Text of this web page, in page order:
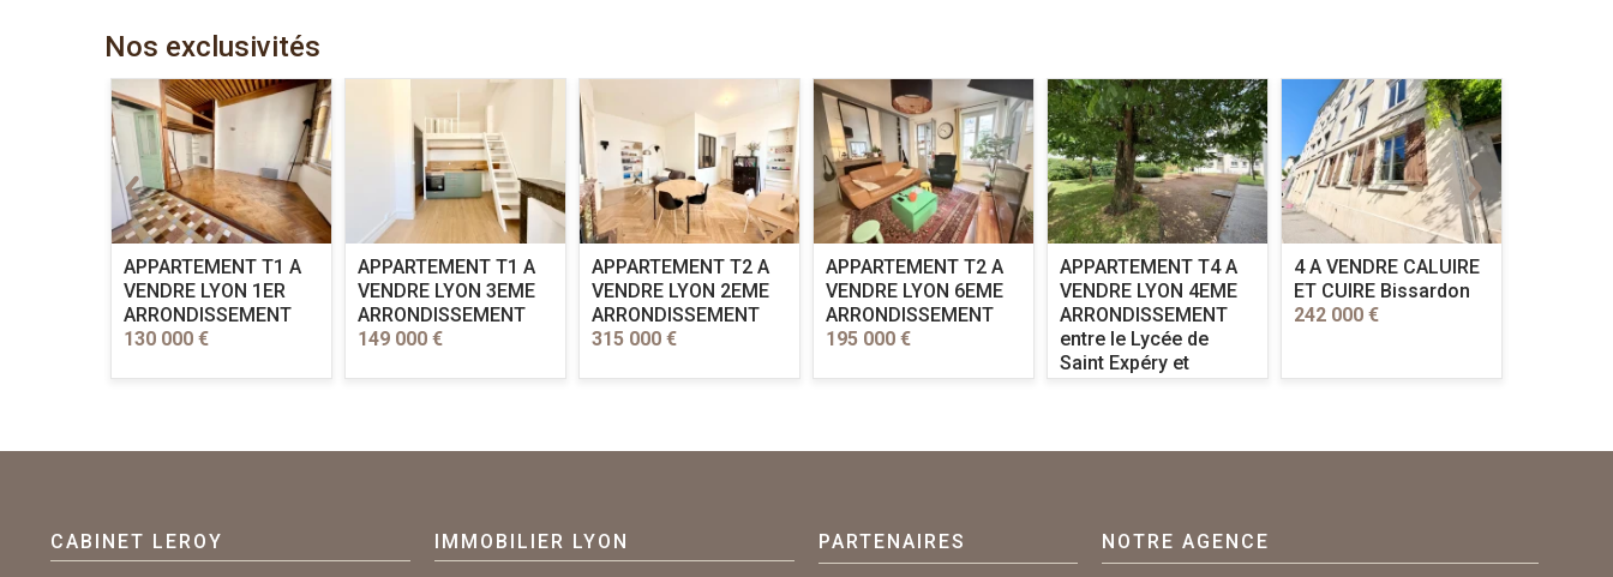
Nos exclusivités
APPARTEMENT T1 A
VENDRE LYON 1ER
ARRONDISSEMENT
130 000 €
APPARTEMENT T1 A
VENDRE LYON 3EME
ARRONDISSEMENT
149 000 €
APPARTEMENT T2 A
VENDRE LYON 2EME
ARRONDISSEMENT
315 000 €
APPARTEMENT T2 A
VENDRE LYON 6EME
ARRONDISSEMENT
195 000 €
APPARTEMENT T4 A
VENDRE LYON 4EME
ARRONDISSEMENT
entre le Lycée de
Saint Expéry et
4 A VENDRE CALUIRE
ET CUIRE Bissardon
242 000 €
CABINET LEROY IMMOBILIER LYON PARTENAIRES NOTRE AGENCE